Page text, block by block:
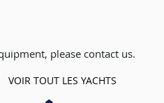
please contact us.
VOIR TOUT LES YACHTS